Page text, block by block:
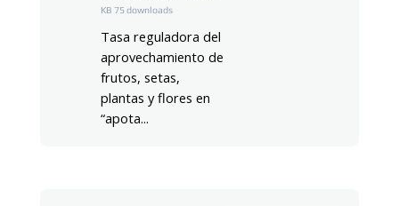
KB 75 downloads
Tasa reguladora del
aprovechamiento de
frutos, setas,
plantas y flores en
“apota...